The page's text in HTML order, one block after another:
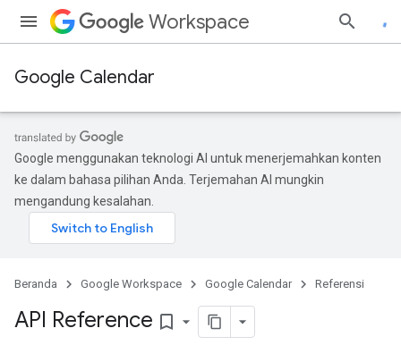
Workspace
Google Calendar
Google menggunakan teknologi AI untuk menerjemahkan konten
ke dalam bahasa pilihan Anda. Terjemahan AI mungkin
mengandung kesalahan.
Beranda Google Workspace Google Calendar Referensi
API Reference bookmark_border